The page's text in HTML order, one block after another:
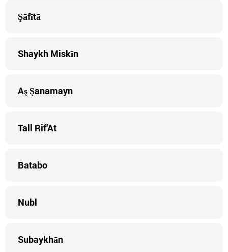
Şāfītā
Shaykh Miskīn
Aş Şanamayn
Tall Rif‘At
Batabo
Nubl
Subaykhān